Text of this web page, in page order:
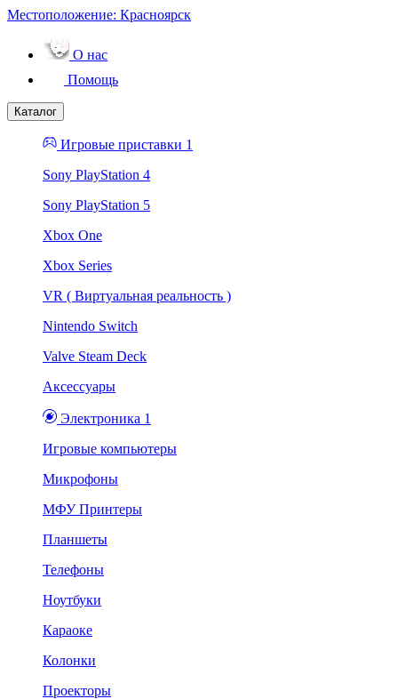
Местоположение: Красноярск
О нас
Помощь
Каталог
Игровые приставки 1
Sony PlayStation 4
Sony PlayStation 5
Xbox One
Xbox Series
VR ( Виртуальная реальность )
Nintendo Switch
Valve Steam Deck
Аксессуары
Электроника 1
Игровые компьютеры
Микрофоны
МФУ Принтеры
Планшеты
Телефоны
Ноутбуки
Караоке
Колонки
Проекторы